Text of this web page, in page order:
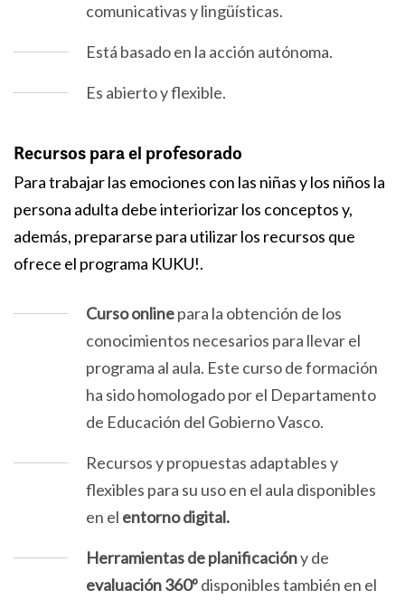
comunicativas y lingüísticas.
Está basado en la acción autónoma.
Es abierto y flexible.
Recursos para el profesorado
Para trabajar las emociones con las niñas y los niños la
persona adulta debe interiorizar los conceptos y,
además, prepararse para utilizar los recursos que
ofrece el programa KUKU!.
Curso onlinepara la obtención de los
conocimientos necesarios para llevar el
programa al aula. Este curso de formación
ha sido homologado por el Departamento
de Educación del Gobierno Vasco.
Recursos y propuestas adaptables y
flexibles para su uso en el aula disponibles
en el entorno digital.
Herramientas de planificacióny de
evaluación 360ºdisponibles también en el